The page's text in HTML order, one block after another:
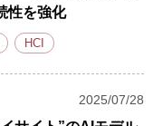
性を強化
HCI
2025/07/28